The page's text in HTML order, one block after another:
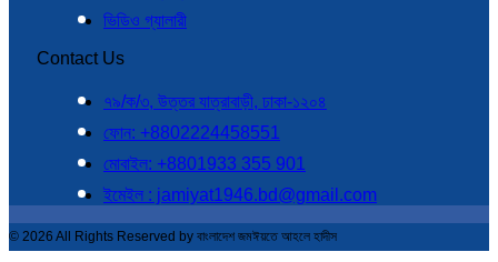
ভিডিও গ্যালারী
Contact Us
৭৯/ক/৩, উত্তর যাত্রাবাড়ী, ঢাকা-১২০৪
ফোন: +8802224458551
মোবাইল: +8801933 355 901
ইমেইল : jamiyat1946.bd@gmail.com
© 2026 All Rights Reserved by বাংলাদেশ জমঈয়তে আহলে হাদীস